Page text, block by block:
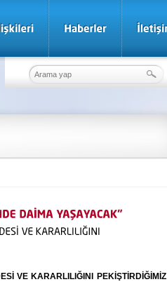
VE KARARLILIĞINI PEKİŞTİRDİĞİMİZ